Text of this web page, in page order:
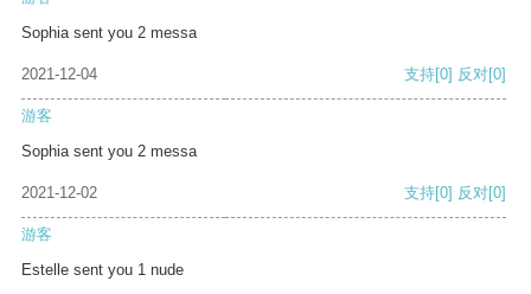
Sophia sent you 2 messa
2021-12-04 支持[0] 反对[0]
游客
Sophia sent you 2 messa
2021-12-02 支持[0] 反对[0]
游客
Estelle sent you 1 nude